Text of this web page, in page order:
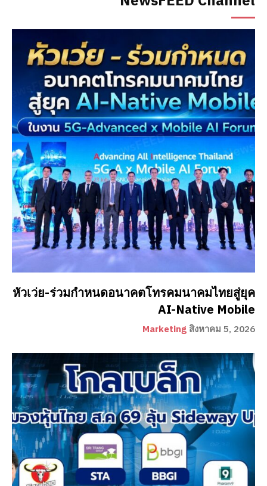
หัวเว่ย-ร่วมกำหนดอนาคตโทรคมนาคมไทยสู่ยุค
AI-Native Mobile
Marketing สิงหาคม 5, 2026